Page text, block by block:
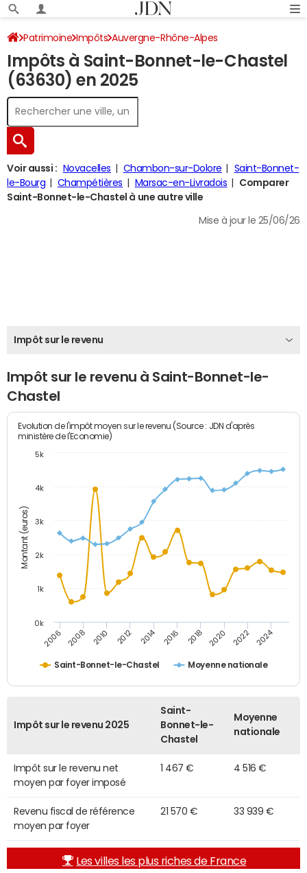
Patrimoine Impôts Auvergne-Rhône-Alpes
Puy-de-Dôme Saint-Bonnet-le-Chastel Impôt sur le revenu
Impôts à Saint-Bonnet-le-Chastel
(63630) en 2025
Voir aussi : Novacelles Chambon-sur-Dolore
Saint-Bonnet-
le-Bourg
Champétières Marsac-en-Livradois
Comparer
Saint-Bonnet-le-Chastel à une autre ville
Mise à jour le 25/06/26
Impôt sur le revenu
Impôt sur le revenu à Saint-Bonnet-le-
Chastel
Montant (euros)
Evolution de l'impôt moyen sur le revenu (Source : JDN d'après
ministère de l'Economie)
Saint-Bonnet-le-Chastel Moyenne nationale
2006 2008 2010 2012 2014 2016 2018 2020 2022 2024
0k
1k
2k
3k
4k
5k
Impôt sur le revenu 2025
Saint-
Bonnet-le-
Chastel
Moyenne
nationale
Impôt sur le revenu net
moyen par foyer imposé
1 467 € 4 516 €
Revenu fiscal de référence
moyen par foyer
21 570 € 33 939 €
Les villes les plus riches de France